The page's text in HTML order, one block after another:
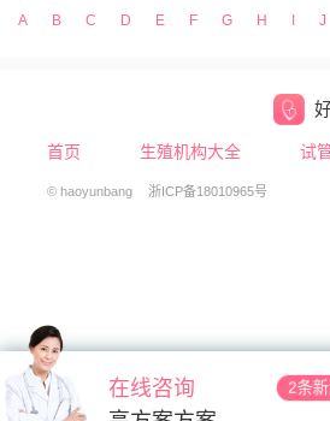
A
B C D E F G H I J
首页 生殖机构大全 试
© haoyunbang 浙ICP备18010965号
在线咨询 2条